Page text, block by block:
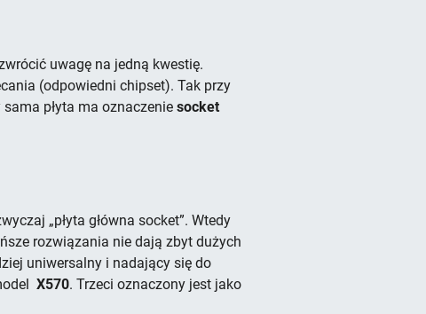
uwagę na jedną kwestię.
(odpowiedni chipset). Tak przy
płyta ma oznaczenie socket
„płyta główna socket”. Wtedy
rozwiązania nie dają zbyt dużych
uniwersalny i nadający się do
X570. Trzeci oznaczony jest jako